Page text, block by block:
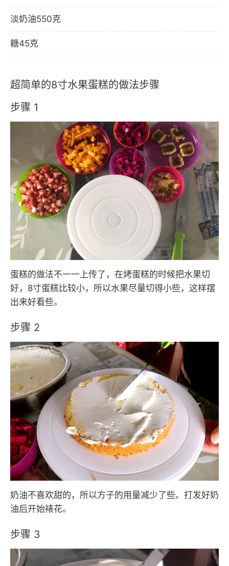
淡奶油550克
糖45克
超简单的8寸水果蛋糕的做法步骤
步骤 1
蛋糕的做法不一一上传了，在烤蛋糕的时候把水果切
好，8寸蛋糕比较小，所以水果尽量切得小些，这样摆
出来好看些。
步骤 2
奶油不喜欢甜的，所以方子的用量减少了些。打发好奶
油后开始裱花。
步骤 3